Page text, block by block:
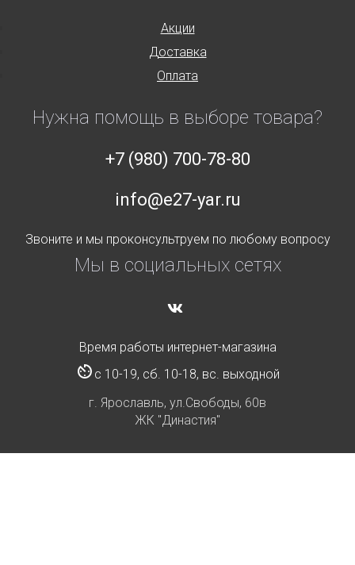
Акции
Доставка
Оплата
Нужна помощь в выборе товара?
+7 (980) 700-78-80
info@e27-yar.ru
Звоните и мы проконсультруем по любому вопросу
Мы в социальных сетях
Время работы интернет-магазина
с 10-19, сб. 10-18, вс. выходной
г. Ярославль, ул.Свободы, 60в
ЖК "Династия"